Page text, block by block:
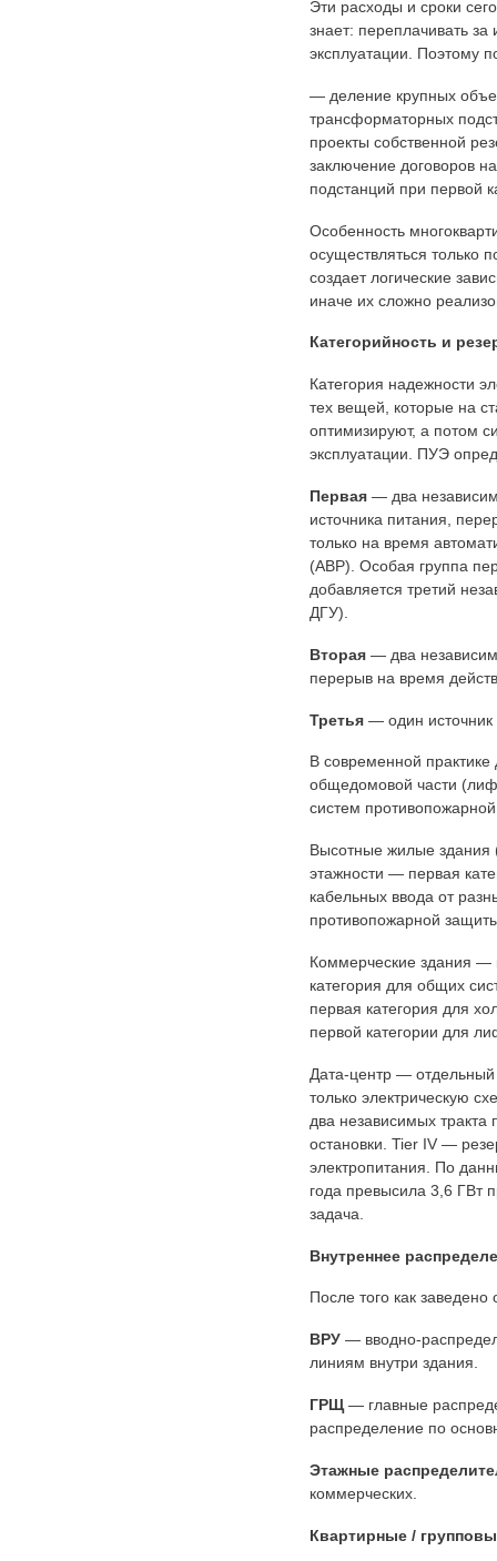
Эти расходы и сроки
знает: переплачивать
эксплуатации. Поэтому
— деление крупных
трансформаторных
проекты собственной
заключение договоров
подстанций при первой
Особенность
осуществляться только
создает логические
иначе их сложно
Категорийность и
Категория надежности
тех вещей, которые на
оптимизируют, а потом
эксплуатации. ПУЭ
Первая — два
источника питания,
только на время
(АВР). Особая группа
добавляется третий
ДГУ).
Вторая — два
перерыв на время
Третья — один источник
В современной практике
общедомовой части
систем
Высотные жилые здания
этажности — первая
кабельных ввода от
противопожарной
Коммерческие здания —
категория для общих
первая категория для
первой категории для
Дата-центр —
только электрическую
два независимых тракта
остановки. Tier IV —
электропитания. По
года превысила 3,6 ГВт
задача.
Внутреннее
После того как
ВРУ — вводно-
линиям внутри здания.
ГРЩ — главные
распределение по
Этажные
коммерческих.
Квартирные /